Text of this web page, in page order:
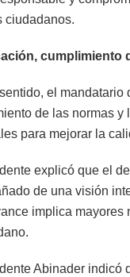
ciudadanos.
cumplimiento
el mandatario
de las normas
para mejorar la
explicó que el
de una visión
implica mayores
Abinader indicó